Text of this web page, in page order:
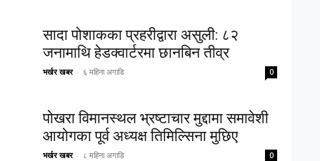
सादा पोशाकका प्रहरीद्वारा असुली: ८२
जनामाथि हेडक्वार्टरमा छानबिन तीव्र
भर्खर खबर - ६ महिना अगाडि 0
पोखरा विमानस्थल भ्रष्टाचार मुद्दामा समावेशी
आयोगका पूर्व अध्यक्ष तिमिल्सिना मुछिए
भर्खर खबर - ८ महिना अगाडि 0